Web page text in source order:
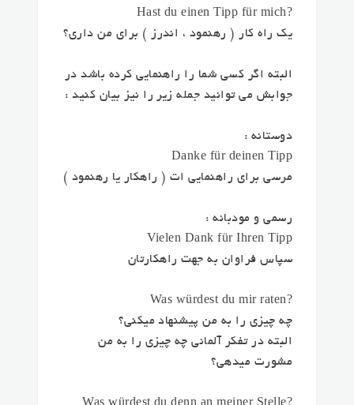
?Hast du einen Tipp für mich
یک راه کار ( رهنمود ، اندرز ) برای من داری؟
البته اگر کسی شما را راهنمایی کرده باشد در
جوابش می توانید جمله زیر را نیز بیان کنید :
دوستانه :
Danke für deinen Tipp
مرسی برای راهنمایی ات (‌ راهکار یا رهنمود )
رسمی و مودبانه :
Vielen Dank für Ihren Tipp
سپاس فراوان به جهت راهکارتان
?Was würdest du mir raten
چه چیزی را به من پیشنهاد میکنی؟
البته در تفکر آلمانی چه چیزی را به من
مشورت میدهی؟